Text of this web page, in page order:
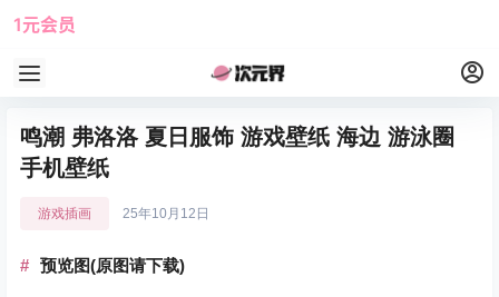
1元会员
鸣潮 弗洛洛 夏日服饰 游戏壁纸 海边 游泳圈
手机壁纸
游戏插画 25年10月12日
预览图(原图请下载)